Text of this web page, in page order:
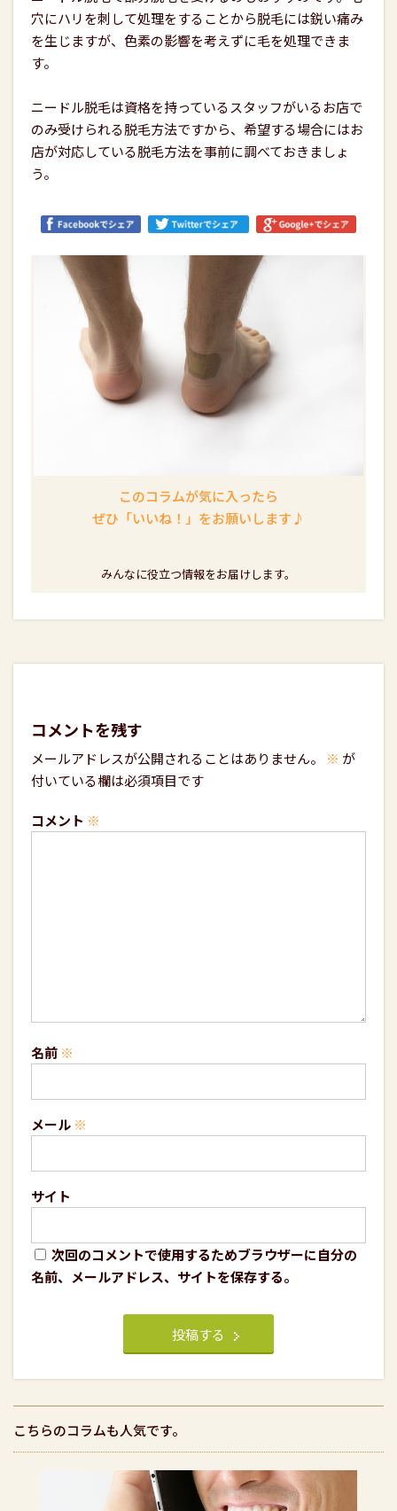
穴にハリを刺して処理をすることから脱毛には鋭い痛み
を生じますが、色素の影響を考えずに毛を処理できま
す。
ニードル脱毛は資格を持っているスタッフがいるお店で
のみ受けられる脱毛方法ですから、希望する場合にはお
店が対応している脱毛方法を事前に調べておきましょ
う。
このコラムが気に入ったら
ぜひ「いいね！」をお願いします♪
みんなに役立つ情報をお届けします。
コメントを残す
メールアドレスが公開されることはありません。 ※ が
付いている欄は必須項目です
コメント ※
名前 ※
メール ※
サイト
次回のコメントで使用するためブラウザーに自分の
名前、メールアドレス、サイトを保存する。
こちらのコラムも人気です。